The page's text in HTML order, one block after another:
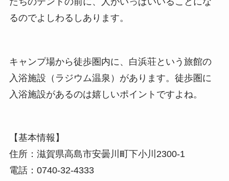
るのでよしわるしあります。
キャンプ場から徒歩圏内に、白浜荘という旅館の
入浴施設（ラジウム温泉）があります。徒歩圏に
入浴施設があるのは嬉しいポイントですよね。
【基本情報】
住所：滋賀県高島市安曇川町下小川2300-1
電話：0740-32-4333